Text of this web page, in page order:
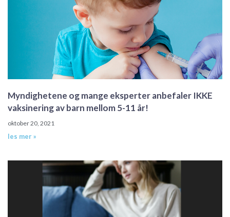
Myndighetene og mange eksperter anbefaler IKKE
vaksinering av barn mellom 5-11 år!
oktober 20, 2021
les mer »